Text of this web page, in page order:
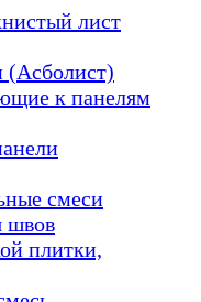
лист
(Асболист)
к панелям
смеси
швов
плитки,